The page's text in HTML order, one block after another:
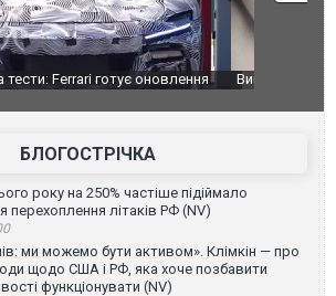
нової екранізації легендарного
БЛОГОСТРІЧКА
року на 250% частіше підіймало
перехоплення літаків РФ (NV)
ми можемо бути активом». Клімкін — про
щодо США і РФ, яка хоче позбавити
функціонувати (NV)